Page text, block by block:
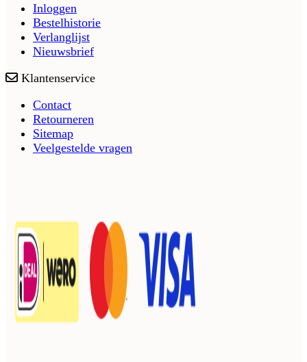
Inloggen
Bestelhistorie
Verlanglijst
Nieuwsbrief
Klantenservice
Contact
Retourneren
Sitemap
Veelgestelde vragen